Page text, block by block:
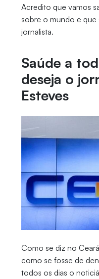
Acredito que vamos
sobre o mundo e que
jornalista.
Saúde a
deseja o
Esteves
Como se diz no
como se fosse de
todos os dias o